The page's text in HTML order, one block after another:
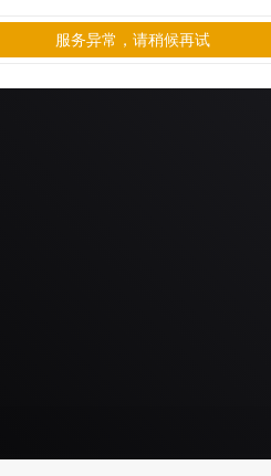
服务异常，请稍候再试